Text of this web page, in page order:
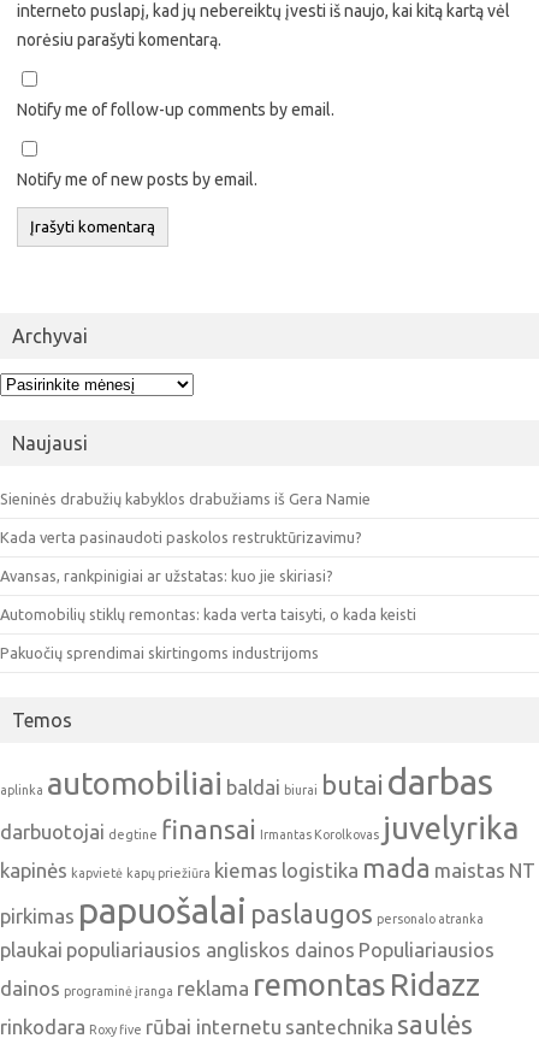
interneto puslapį, kad jų nebereiktų įvesti iš naujo, kai kitą kartą vėl
norėsiu parašyti komentarą.
Notify me of follow-up comments by email.
Notify me of new posts by email.
Archyvai
Archyvai
Naujausi
Sieninės drabužių kabyklos drabužiams iš Gera Namie
Kada verta pasinaudoti paskolos restruktūrizavimu?
Avansas, rankpinigiai ar užstatas: kuo jie skiriasi?
Automobilių stiklų remontas: kada verta taisyti, o kada keisti
Pakuočių sprendimai skirtingoms industrijoms
Temos
aplinka automobiliai baldai biurai butai darbas
darbuotojai degtine finansai Irmantas Korolkovas juvelyrika
kapinės kapvietė kapų priežiūra kiemas logistika mada maistas NT
pirkimas papuošalai paslaugos personalo atranka
plaukai populiariausios angliskos dainos Populiariausios
dainos programinė įranga reklama remontas Ridazz
rinkodara Roxy five rūbai internetu santechnika saulės